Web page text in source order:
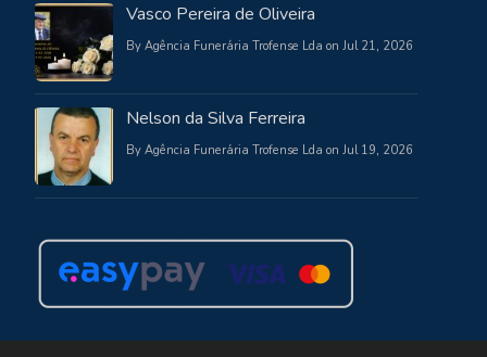
Vasco Pereira de Oliveira
By Agência Funerária Trofense Lda on Jul 21, 2026
Nelson da Silva Ferreira
By Agência Funerária Trofense Lda on Jul 19, 2026